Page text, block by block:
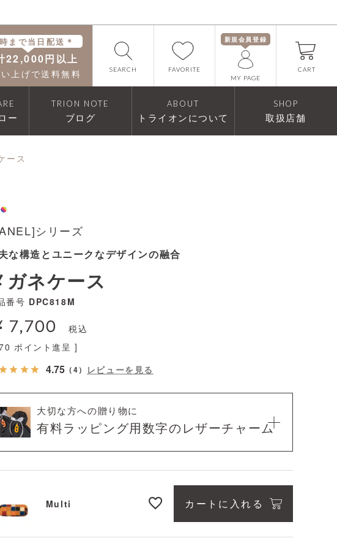
まで当日配送＊
22,000円以上
上げで送料無料 SEARCH FAVORITE
新規会員登録
MY PAGE
CART
ー
TRION NOTE
ブログ
ABOUT
トライオンについて
SHOP
取扱店舗
ース
シリーズ
な構造とユニークなデザインの融合
ガネケース
番号 DPC818M
7,700
税込
ポイント進呈 ]
4.75 （4） レビューを見る
大切な方への贈り物に
有料ラッピング用数字のレザーチャーム
Multi カートに入れる